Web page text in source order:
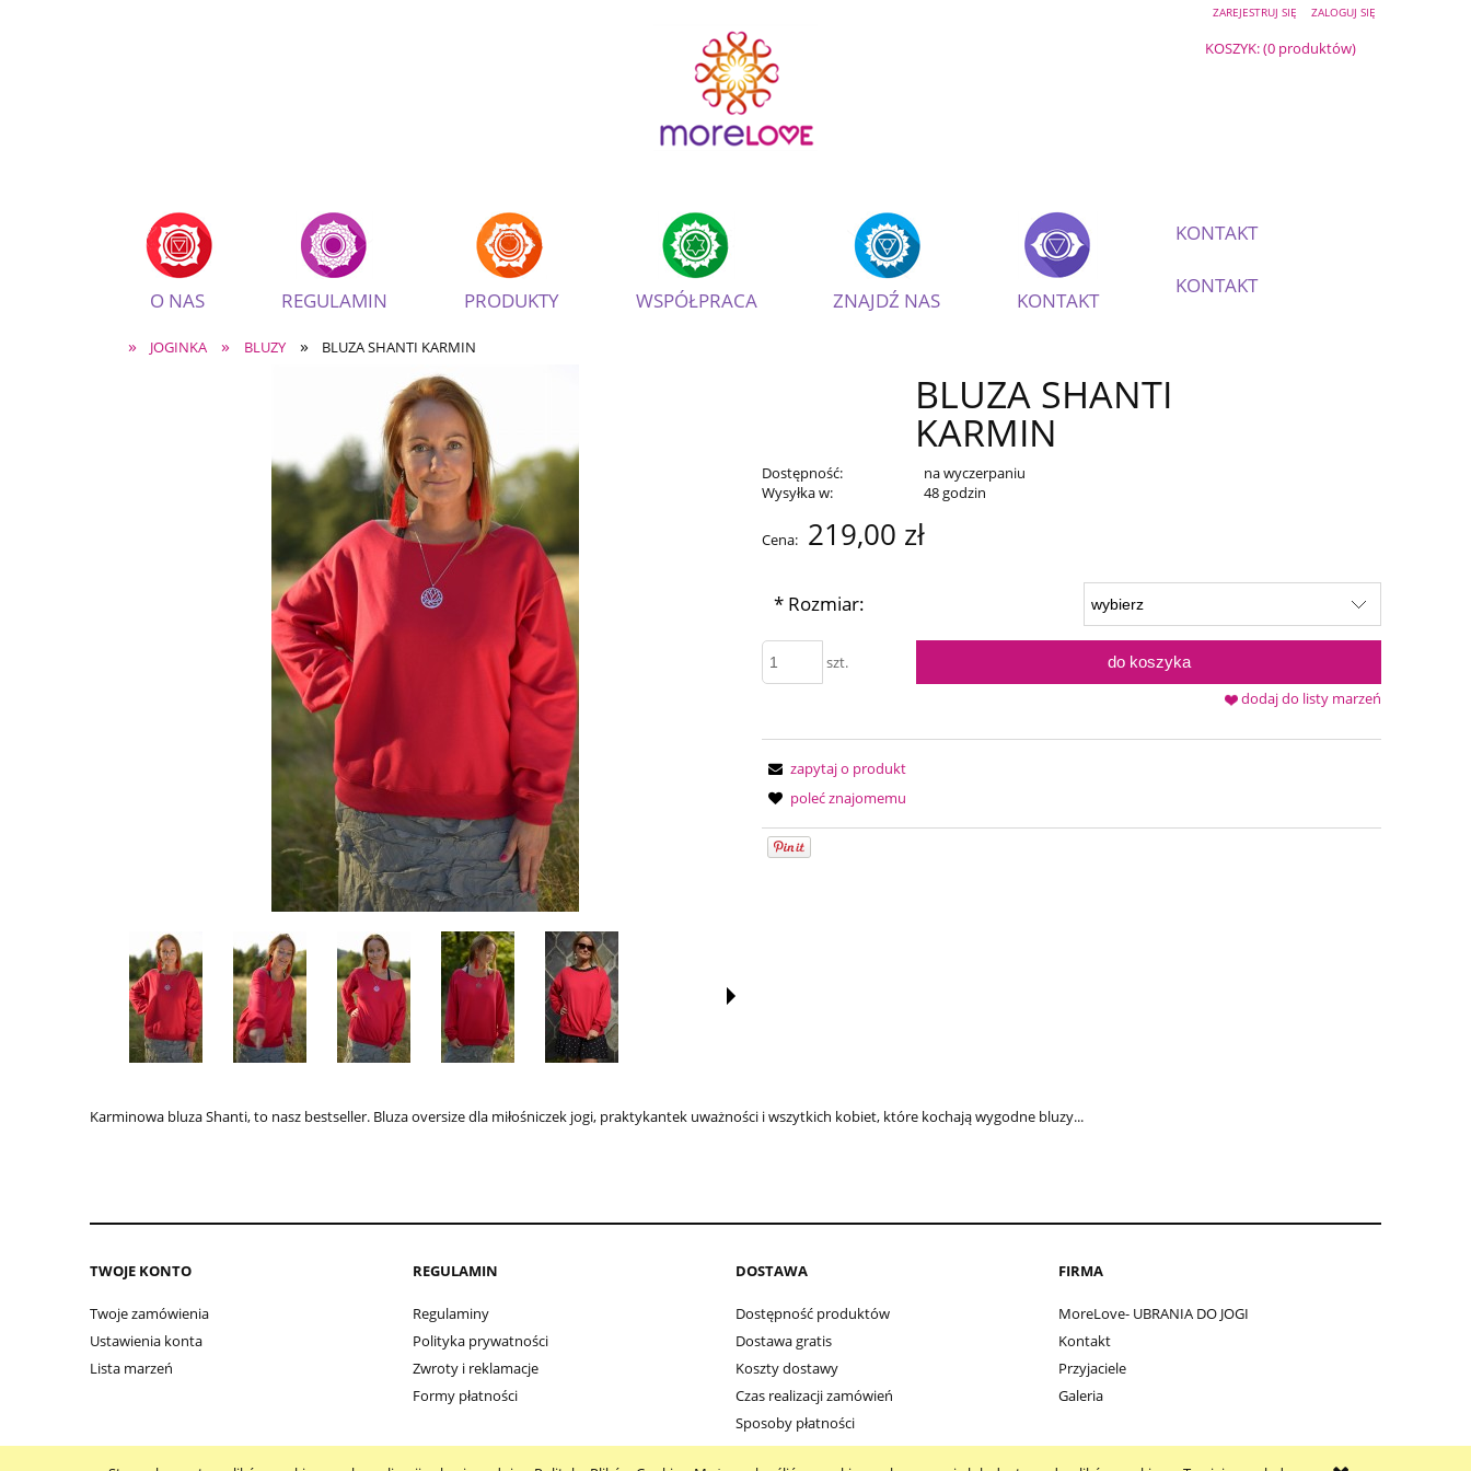
ZAREJESTRUJ SIĘ ZALOGUJ SIĘ
KOSZYK:(0 produktów)
O NAS REGULAMIN PRODUKTY WSPÓŁPRACA ZNAJDŹ NAS KONTAKT
KONTAKT
KONTAKT
» JOGINKA » BLUZY » BLUZA SHANTI KARMIN
BLUZA SHANTI
KARMIN
Dostępność:
na wyczerpaniu
Wysyłka w:
48 godzin
Cena: 219,00 zł
*Rozmiar:
szt. do koszyka
dodaj do listy marzeń
zapytaj o produkt
poleć znajomemu
Karminowa bluza Shanti, to nasz bestseller. Bluza oversize dla miłośniczek jogi, praktykantek uważności i wszytkich kobiet, które kochają wygodne bluzy...
TWOJE KONTO
Twoje zamówienia
Ustawienia konta
Lista marzeń
REGULAMIN
Regulaminy
Polityka prywatności
Zwroty i reklamacje
Formy płatności
DOSTAWA
Dostępność produktów
Dostawa gratis
Koszty dostawy
Czas realizacji zamówień
Sposoby płatności
FIRMA
MoreLove- UBRANIA DO JOGI
Kontakt
Przyjaciele
Galeria
MoreLove Yoga Wear